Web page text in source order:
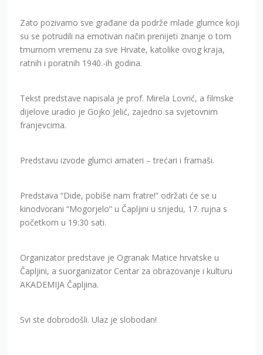
Zato pozivamo sve građane da podrže mlade glumce koji
su se potrudili na emotivan način prenijeti znanje o tom
tmurnom vremenu za sve Hrvate, katolike ovog kraja,
ratnih i poratnih 1940.-ih godina.
Tekst predstave napisala je prof. Mirela Lovrić, a filmske
dijelove uradio je Gojko Jelić, zajedno sa svjetovnim
franjevcima.
Predstavu izvode glumci amateri – trećari i framaši.
Predstava “Dide, pobiše nam fratre!” održati će se u
kinodvorani “Mogorjelo” u Čapljini u srijedu, 17. rujna s
početkom u 19:30 sati.
Organizator predstave je Ogranak Matice hrvatske u
Čapljini, a suorganizator Centar za obrazovanje i kulturu
AKADEMIJA Čapljina.
Svi ste dobrodošli. Ulaz je slobodan!